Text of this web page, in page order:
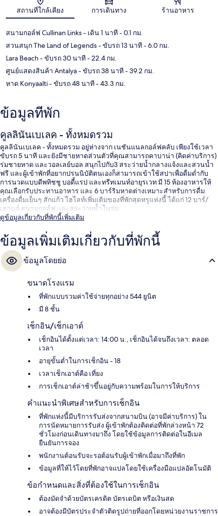
แผนที่
สถานที่ใกล้เคียง การเดินทาง ร้านอาหาร
สนามกอล์ฟ Cullinan Links- เดิน 1 นาที- 0.1 กม.
สวนสนุก The Land of Legends- ขับรถ 13 นาที- 6.0 กม.
Lara Beach- ขับรถ 30 นาที- 22.4 กม.
ศูนย์แสดงสินค้า Antalya- ขับรถ 38 นาที- 39.2 กม.
หาด Konyaalti- ขับรถ 48 นาที- 43.3 กม.
ข้อมูลที่พัก
คูลลินันเบเลค - ทั้งหมดรวม
คูลลินันเบเลค - ทั้งหมดรวม อยู่ห่างจาก เนชันแนลกอล์ฟคลับ เพียงใช้เวลา
ขับรถ 5 นาที และยังมีชายหาดส่วนตัวที่คุณสามารถคาบาน่า (คิดค่าบริการ)
ร่มชายหาด และวอลเลย์บอล สนุกไปกับ3 สระว่ายน้ำกลางแจ้งและสวนน้ำ
ฟรี และผู้เข้าพักที่อยากปรนนิบัติตนเองก็สามารถเข้าใช้สปาเพื่อดื่มด่ำกับ
การนวดแบบดีพทิชชู บอดี้แรป และทรีทเมนท์อายุรเวท มี 15 ห้องอาหารให้
คุณเลือกรับประทานอาหาร และ 6 บาร์ริมหาดต่างเหมาะสำหรับการดื่ม
เครื่องดื่มเย็นๆ สักแก้ว ไฮไลท์เพิ่มเติมของที่พักสุดหรูแห่งนี้ ได้แก่ 12 บาร์/
เลานจ์ สนามกอล์ฟ และสระว่ายน้ำในร่ม
ดูข้อมูลเกี่ยวกับที่พักนี้เพิ่มเติม
ข้อมูลเพิ่มเติมเกี่ยวกับที่พักนี้
ข้อมูลโดยย่อ
ขนาดโรงแรม
ที่พักแบบรวมค่าใช้จ่ายทุกอย่าง 544 ยูนิต
มี 8 ชั้น
เช็กอิน/เช็กเอาต์
เช็กอินได้ตั้งแต่เวลา: 14:00 น., เช็กอินได้จนถึงเวลา: ตลอด
เวลา
อายุขั้นต่ำในการเช็กอิน - 18
เวลาเช็กเอาต์คือ เที่ยง
การเช็กเอาต์ล่าช้าขึ้นอยู่กับความพร้อมในการให้บริการ
คำแนะนำพิเศษสำหรับการเช็กอิน
ที่พักแห่งนี้มีบริการรับส่งจากสนามบิน (อาจมีค่าบริการ) ใน
การนัดหมายการรับส่ง ผู้เข้าพักต้องติดต่อที่พักล่วงหน้า 72
ชั่วโมงก่อนเดินทางมาถึง โดยใช้ข้อมูลการติดต่อในอีเมล
ยืนยันการจอง
พนักงานต้อนรับจะรอต้อนรับผู้เข้าพักเมื่อมาถึงที่พัก
ข้อมูลที่ให้ไว้โดยที่พักอาจแปลโดยใช้เครื่องมือแปลอัตโนมัติ
ข้อกำหนดและสิ่งที่ต้องใช้ในการเช็กอิน
ต้องมัดจำด้วยบัตรเครดิต บัตรเดบิต หรือเงินสด
อาจต้องมีบัตรประจำตัวติดรูปถ่ายที่ออกโดยหน่วยงานราชการ